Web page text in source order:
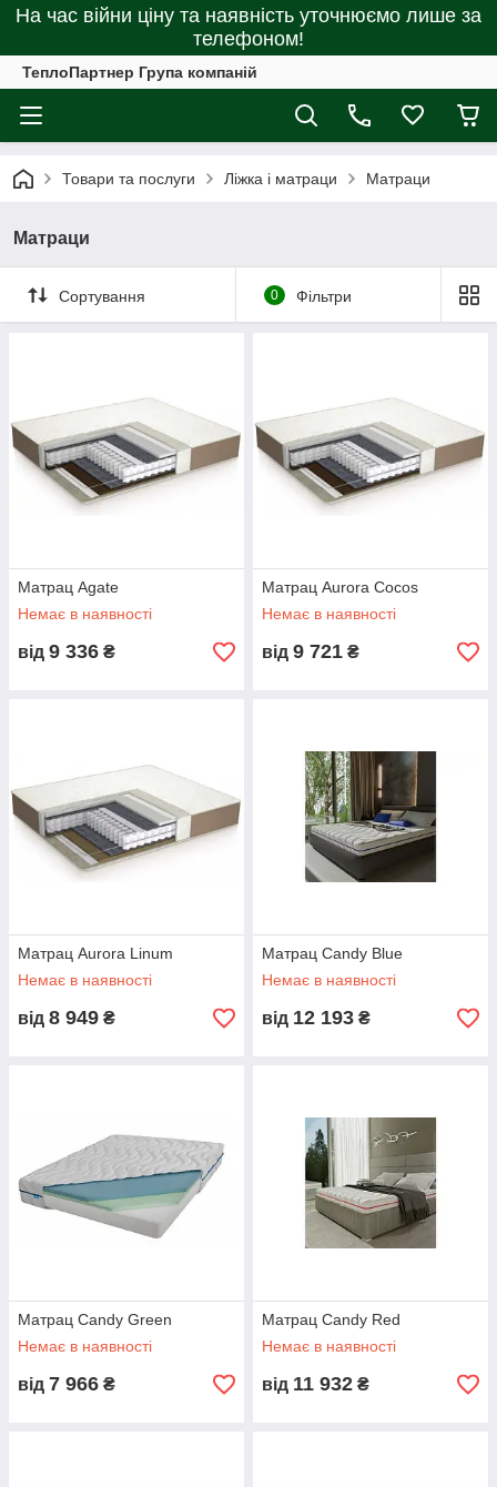
На час війни ціну та наявність уточнюємо лише за
телефоном!
ТеплоПартнер Група компаній
Товари та послуги Ліжка і матраци Матраци
Матраци
Сортування 0 Фільтри
Матрац Agate
Немає в наявності
від 9 336 ₴
Матрац Aurora Cocos
Немає в наявності
від 9 721 ₴
Матрац Aurora Linum
Немає в наявності
від 8 949 ₴
Матрац Candy Blue
Немає в наявності
від 12 193 ₴
Матрац Candy Green
Немає в наявності
від 7 966 ₴
Матрац Candy Red
Немає в наявності
від 11 932 ₴